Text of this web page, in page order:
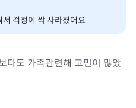
걱정이 싹 사라졌어요
다도 가족관련해 고민이 많았